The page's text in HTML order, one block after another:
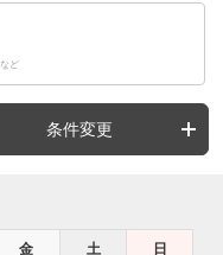
など
条件変更
金 土 日